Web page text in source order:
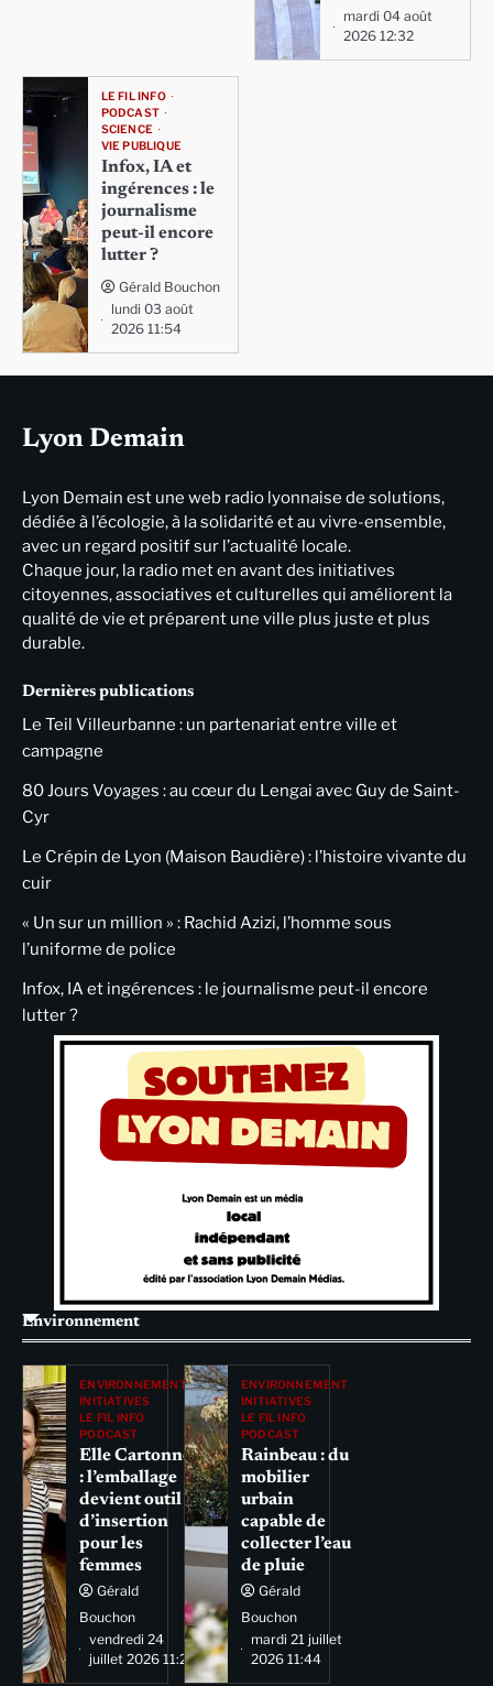
mardi 04 août
2026 12:32
LE FIL INFO
PODCAST
SCIENCE
VIE PUBLIQUE
Infox, IA et
ingérences : le
journalisme
peut-il encore
lutter ?
Gérald Bouchon
lundi 03 août
2026 11:54
Lyon Demain
Lyon Demain est une web radio lyonnaise de solutions,
dédiée à l’écologie, à la solidarité et au vivre-ensemble,
avec un regard positif sur l’actualité locale.
Chaque jour, la radio met en avant des initiatives
citoyennes, associatives et culturelles qui améliorent la
qualité de vie et préparent une ville plus juste et plus
durable.
Dernières publications
Le Teil Villeurbanne : un partenariat entre ville et
campagne
80 Jours Voyages : au cœur du Lengai avec Guy de Saint-
Cyr
Le Crépin de Lyon (Maison Baudière) : l’histoire vivante du
cuir
« Un sur un million » : Rachid Azizi, l’homme sous
l’uniforme de police
Infox, IA et ingérences : le journalisme peut-il encore
lutter ?
Environnement
ENVIRONNEMENT
INITIATIVES
LE FIL INFO
PODCAST
Elle Cartonne
: l’emballage
devient outil
d’insertion
pour les
femmes
Gérald
Bouchon
vendredi 24
juillet 2026 11:29
ENVIRONNEMENT
INITIATIVES
LE FIL INFO
PODCAST
Rainbeau : du
mobilier
urbain
capable de
collecter l’eau
de pluie
Gérald
Bouchon
mardi 21 juillet
2026 11:44